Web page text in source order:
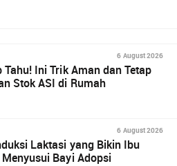
6 August 2026
Ini Trik Aman dan Tetap
Stok ASI di Rumah
6 August 2026
Laktasi yang Bikin Ibu
Bayi Adopsi